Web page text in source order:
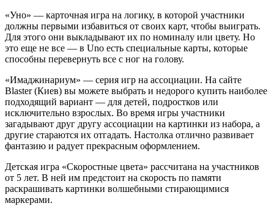
«Уно» — карточная игра на логику, в которой участники
должны первыми избавиться от своих карт, чтобы выиграть.
Для этого они выкладывают их по номиналу или цвету. Но
это еще не все — в Uno есть специальные карты, которые
способны перевернуть все с ног на голову.
«Имаджинариум» — серия игр на ассоциации. На сайте
Blaster (Киев) вы можете выбрать и недорого купить наиболее
подходящий вариант — для детей, подростков или
исключительно взрослых. Во время игры участники
загадывают друг другу ассоциации на картинки из набора, а
другие стараются их отгадать. Настолка отлично развивает
фантазию и радует прекрасным оформлением.
Детская игра «Скоростные цвета» рассчитана на участников
от 5 лет. В ней им предстоит на скорость по памяти
раскрашивать картинки волшебными стирающимися
маркерами.